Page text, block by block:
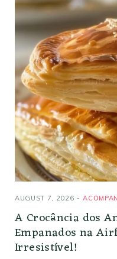
AUGUST 7, 2026
A Crocância dos
Empanados na
Irresistível!